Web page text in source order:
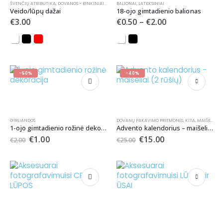
ŠVENČIŲ ATRIBUTIKA, DOVANOS - RINKINIAI,KITA ,ŽAISLAI
Veido/lūpų dažai
€3.00
BALIONAI, LATEKSINIAI
18-ojo gimtadienio balionas
€0.50 – €2.00
-50%
GIRLIANDOS
1-ojo gimtadienio rožinė dekoracija
€2.00 €1.00
-40%
DOVANŲ PAKAVIMO PRIEMONĖS, KITA, MAIŠELIAI
Advento kalendorius – maišeliai (2 rūšių)
€25.00 €15.00